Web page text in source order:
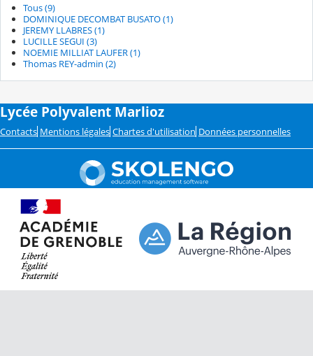
Tous (9)
DOMINIQUE DECOMBAT BUSATO (1)
JEREMY LLABRES (1)
LUCILLE SEGUI (3)
NOEMIE MILLIAT LAUFER (1)
Thomas REY-admin (2)
Lycée Polyvalent Marlioz
Contacts Mentions légales Chartes d'utilisation Données personnelles